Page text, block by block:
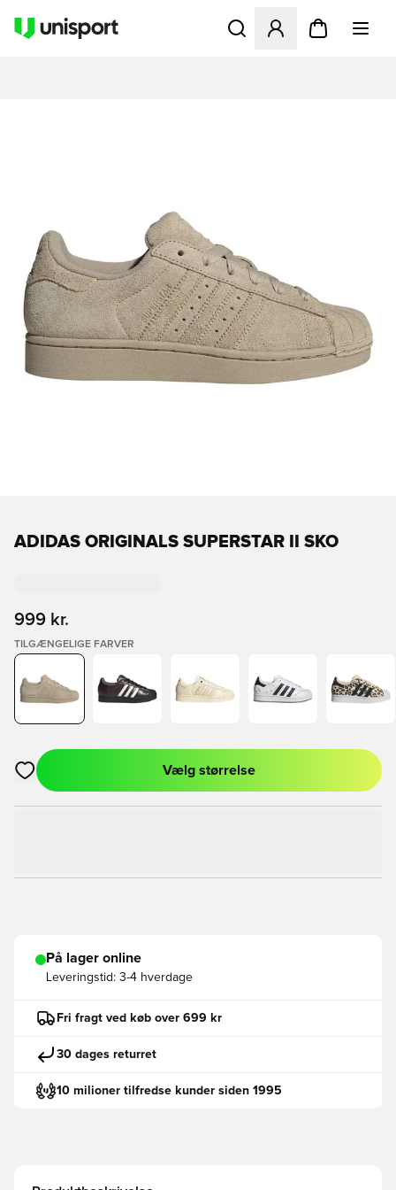
Åbner en Modal til at
ADIDAS ORIGINALS SUPERSTAR II SKO
999 kr.
TILGÆNGELIGE FARVER
Åbner en Modal til at logge ind eller tilmelde dig som medlem
Vælg størrelse
På lager online
Leveringstid: 3-4 hverdage
Fri fragt ved køb over 699 kr
30 dages returret
10 milioner tilfredse kunder siden 1995